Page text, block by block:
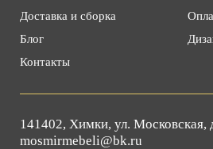
Доставка и сборка
Блог
Контакты
141402, Химки, ул. Московская,
mosmirmebeli@bk.ru